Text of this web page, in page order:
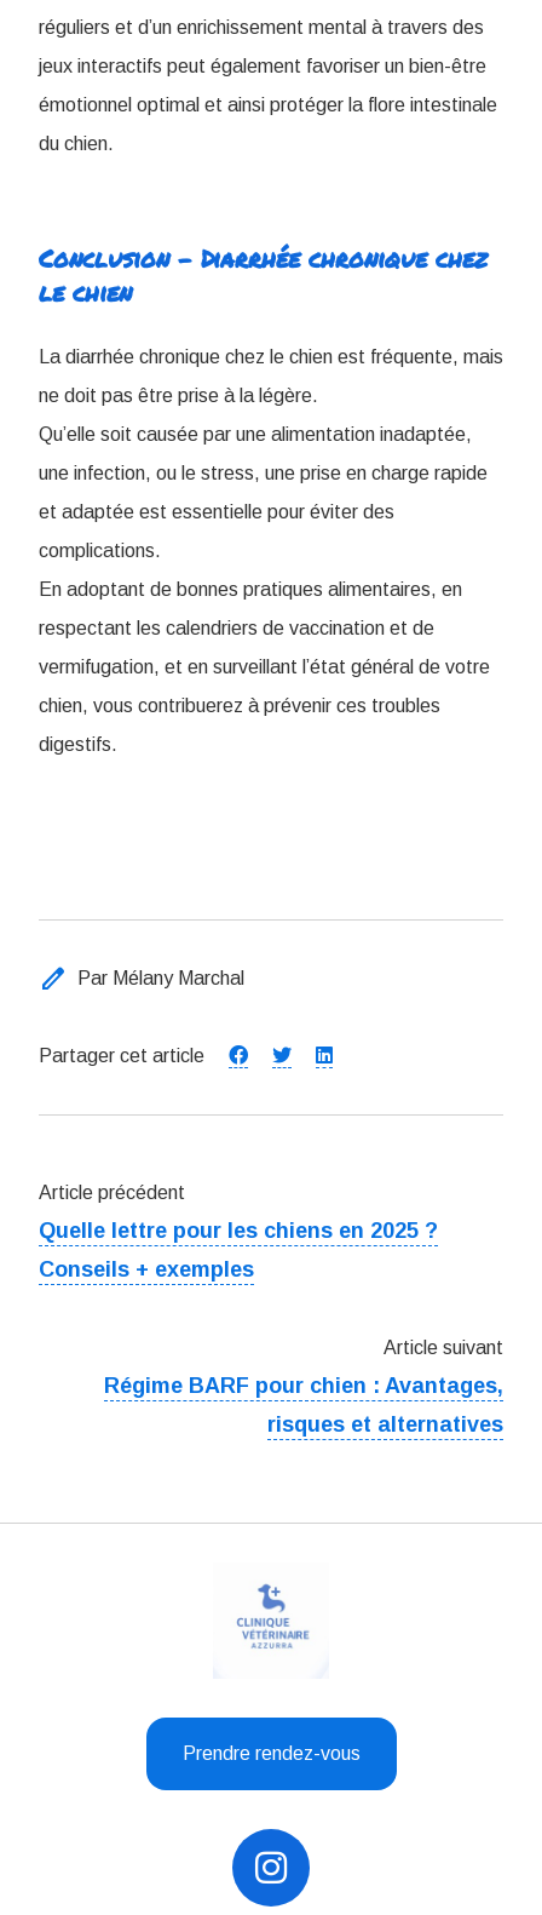
réguliers et d’un enrichissement mental à travers des
jeux interactifs peut également favoriser un bien-être
émotionnel optimal et ainsi protéger la flore intestinale
du chien.
Conclusion - Diarrhée chronique chez
le chien
La diarrhée chronique chez le chien​ est fréquente, mais
ne doit pas être prise à la légère.
Qu’elle soit causée par une alimentation inadaptée,
une infection, ou le stress, une prise en charge rapide
et adaptée est essentielle pour éviter des
complications.
En adoptant de bonnes pratiques alimentaires, en
respectant les calendriers de vaccination et de
vermifugation, et en surveillant l’état général de votre
chien, vous contribuerez à prévenir ces troubles
digestifs.
edit Par Mélany Marchal
Partager cet article
Article précédent
Quelle lettre pour les chiens en 2025 ?
Conseils + exemples
Article suivant
Régime BARF pour chien : Avantages,
risques et alternatives
Prendre rendez-vous